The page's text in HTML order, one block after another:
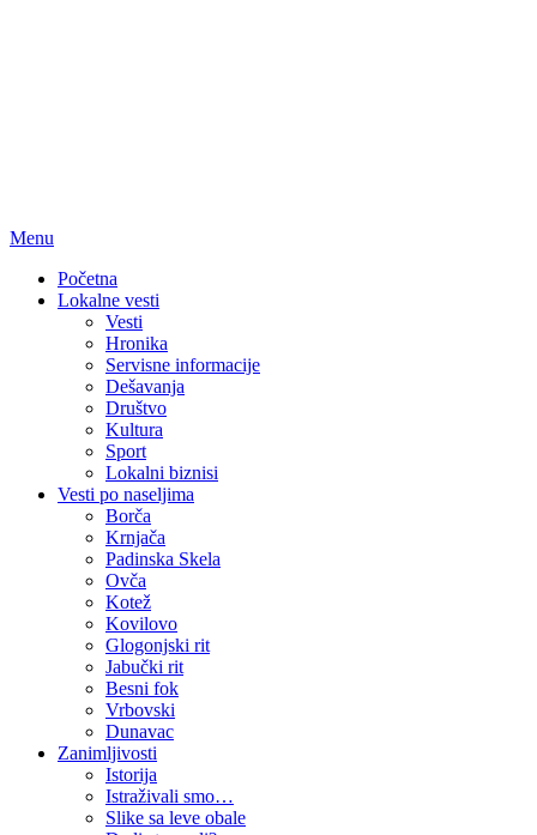
Menu
Početna
Lokalne vesti
Vesti
Hronika
Servisne informacije
Dešavanja
Društvo
Kultura
Sport
Lokalni biznisi
Vesti po naseljima
Borča
Krnjača
Padinska Skela
Ovča
Kotež
Kovilovo
Glogonjski rit
Jabučki rit
Besni fok
Vrbovski
Dunavac
Zanimljivosti
Istorija
Istraživali smo…
Slike sa leve obale